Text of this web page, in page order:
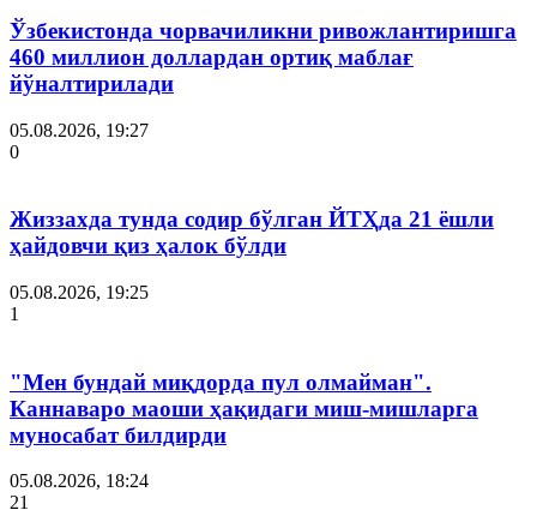
Ўзбекистонда чорвачиликни ривожлантиришга
460 миллион доллардан ортиқ маблағ
йўналтирилади
05.08.2026, 19:27
0
Жиззахда тунда содир бўлган ЙТҲда 21 ёшли
ҳайдовчи қиз ҳалок бўлди
05.08.2026, 19:25
1
"Мен бундай миқдорда пул олмайман".
Каннаваро маоши ҳақидаги миш-мишларга
муносабат билдирди
05.08.2026, 18:24
21